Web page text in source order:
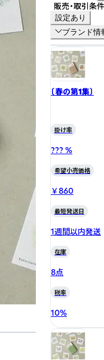
販売・取引条件
設定あり
ブランド情
〔春の第1集〕
掛け率
??? %
希望小売価格
￥860
最短発送日
1週間以内発送
在庫
8点
税率
10%